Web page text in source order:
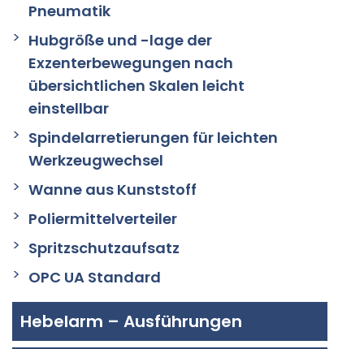
Pneumatik
Hubgröße und -lage der
Exzenterbewegungen nach
übersichtlichen Skalen leicht
einstellbar
Spindelarretierungen für leichten
Werkzeugwechsel
Wanne aus Kunststoff
Poliermittelverteiler
Spritzschutzaufsatz
OPC UA Standard
Hebelarm – Ausführungen